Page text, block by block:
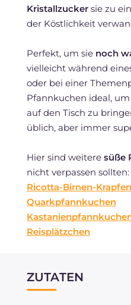
Kristallzuckersie zu
der Köstlichkeit
Perfekt, um sie noch
vielleicht während
oder bei einer
Pfannkuchen ideal,
auf den Tisch zu
üblich, aber immer
Hier sind weitere süße
nicht verpassen sollten:
Ricotta-Birnen-Krapfen
Quarkpfannkuchen
Reisplätzchen
ZUTATEN